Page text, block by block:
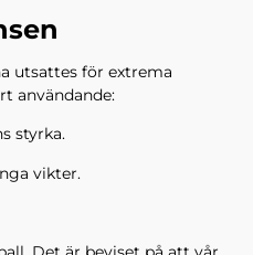
utsattes för extrema
användande:
styrka.
vikter.